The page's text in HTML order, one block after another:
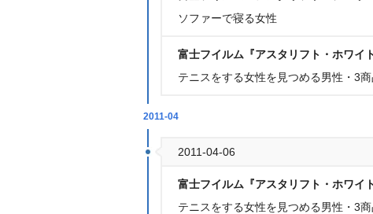
ソファーで寝る女性
富士フイルム『アスタリフト・ホワイ
テニスをする女性を見つめる男性・3
2011-04
2011-04-06
富士フイルム『アスタリフト・ホワイ
テニスをする女性を見つめる男性・3